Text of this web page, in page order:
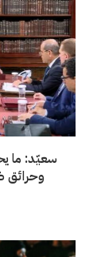
سعيّد: ما
وحرائق